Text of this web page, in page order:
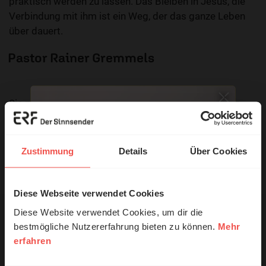
Zustimmung Details Über Cookies
Diese Webseite verwendet Cookies
Diese Website verwendet Cookies, um dir die
bestmögliche Nutzererfahrung bieten zu können. Mehr
erfahren
Verbindung mit ihm ist ein Weg, der das ganze Leben
über dauert.
Pastor Rainer Gremmels
Sie möchten noch tiefer in die Bibel eintauchen? Wir
empfehlen unsere Sendereihe:
© Ruth Schneider / ERF